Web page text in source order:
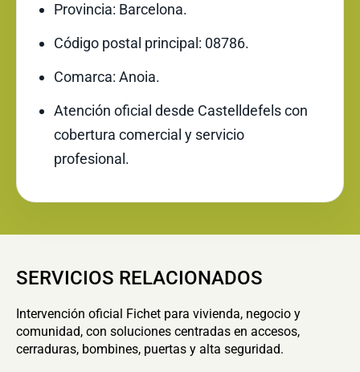
Provincia: Barcelona.
Código postal principal: 08786.
Comarca: Anoia.
Atención oficial desde Castelldefels con
cobertura comercial y servicio
profesional.
SERVICIOS RELACIONADOS
Intervención oficial Fichet para vivienda, negocio y
comunidad, con soluciones centradas en accesos,
cerraduras, bombines, puertas y alta seguridad.